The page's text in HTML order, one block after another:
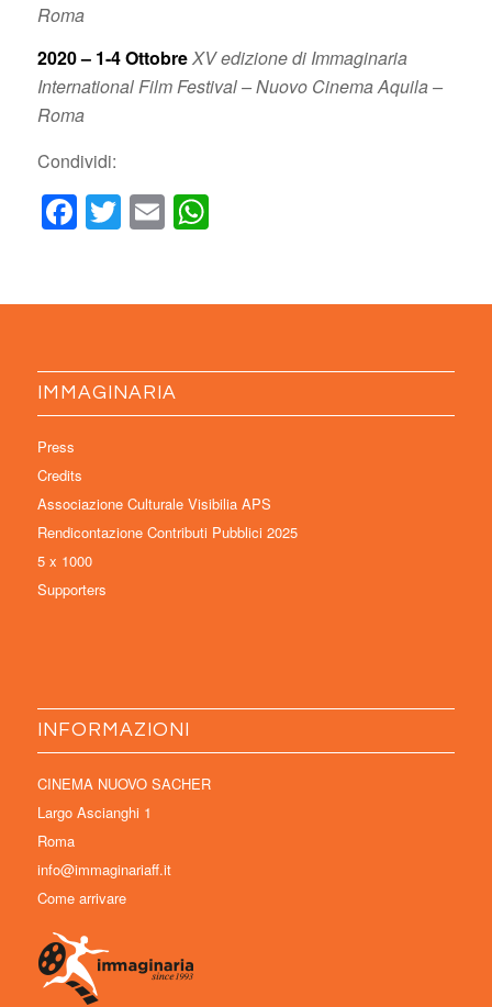
Roma
2020 – 1-4 OttobreXV edizione di Immaginaria
International Film Festival – Nuovo Cinema Aquila –
Roma
Condividi:
Facebook
Twitter
EmailWhatsApp
IMMAGINARIA
Press
Credits
Associazione Culturale Visibilia APS
Rendicontazione Contributi Pubblici 2025
5 x 1000
Supporters
INFORMAZIONI
CINEMA NUOVO SACHER
Largo Ascianghi 1
Roma
info@immaginariaff.it
Come arrivare